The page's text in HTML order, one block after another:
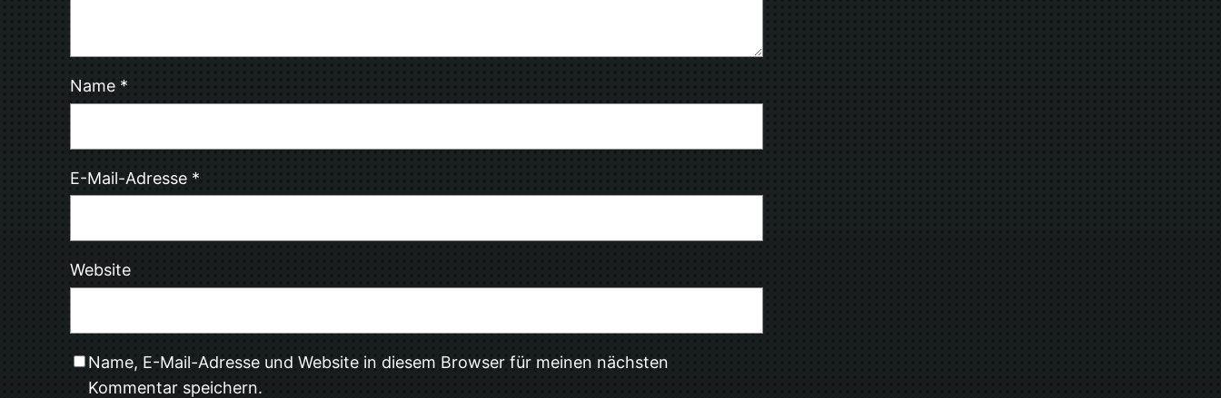
Name *
E-Mail-Adresse *
Website
Name, E-Mail-Adresse und Website in diesem Browser für meinen nächsten
Kommentar speichern.